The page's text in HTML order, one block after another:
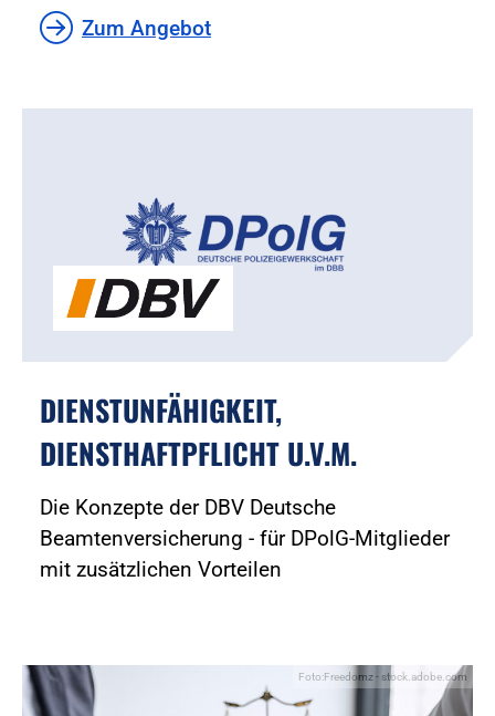
Zum Angebot
DIENSTUNFÄHIGKEIT,
DIENSTHAFTPFLICHT U.V.M.
Die Konzepte der DBV Deutsche
Beamtenversicherung - für DPolG-Mitglieder
mit zusätzlichen Vorteilen
Foto:Freedomz - stock.adobe.com